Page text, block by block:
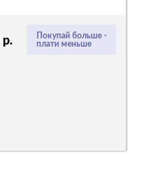
Покупай больше -
плати меньше
р.